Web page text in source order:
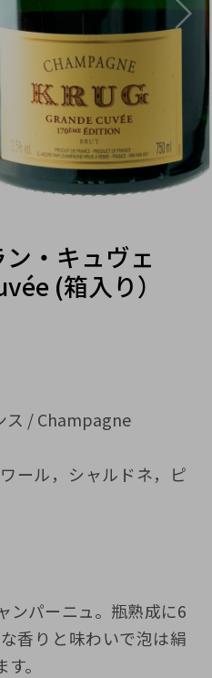
・キュヴェ
(箱入り）
ス / Champagne
ール，シャルドネ，ピ
ンパーニュ。瓶熟成に6
香りと味わいで泡は絹
。